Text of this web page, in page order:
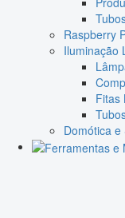
Raspberry
Iluminação
Fitas
Domótica